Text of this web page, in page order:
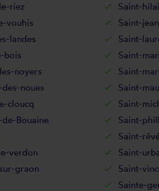
riez
Saint-
vouhis
Saint-
landes
Saint-
bois
Saint-
noyers
Saint-
noues
Saint-
cloucq
Saint-
Bouaine
Saint-
Saint-
verdon
Saint-
graon
Saint-
Sainte-